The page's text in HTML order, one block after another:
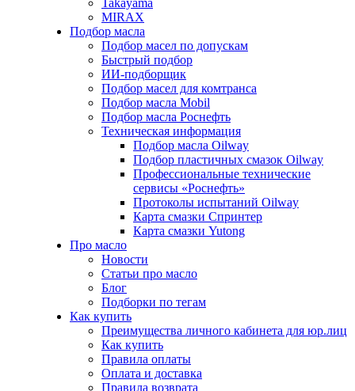
Takayama
MIRAX
Подбор масла
Подбор масел по допускам
Быстрый подбор
ИИ-подборщик
Подбор масел для комтранса
Подбор масла Mobil
Подбор масла Роснефть
Техническая информация
Подбор масла Oilway
Подбор пластичных смазок Oilway
Профессиональные технические
сервисы «Роснефть»
Протоколы испытаний Oilway
Карта смазки Спринтер
Карта смазки Yutong
Про масло
Новости
Статьи про масло
Блог
Подборки по тегам
Как купить
Преимущества личного кабинета для юр.лиц
Как купить
Правила оплаты
Оплата и доставка
Правила возврата